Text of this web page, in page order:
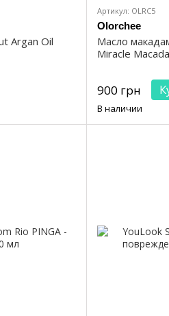
Argan Oil
Артикул: OLRC5
Olorchee
Масло
Miracle
900 грн
В наличии